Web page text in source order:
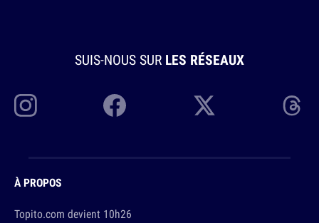
SUIS-NOUS SUR LES RÉSEAUX
À PROPOS
Topito.com devient 10h26